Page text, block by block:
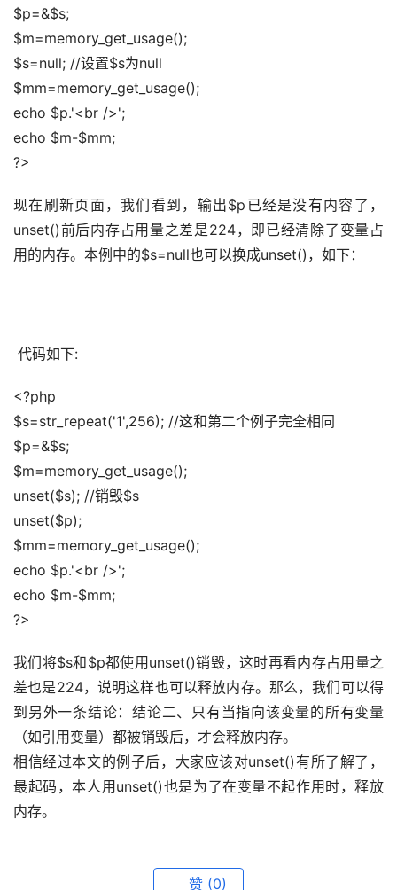
$p=&$s;
$m=memory_get_usage();
$s=null; //设置$s为null
$mm=memory_get_usage();
echo $p.'<br />';
echo $m-$mm;
?>
现在刷新页面，我们看到，输出$p已经是没有内容了，
unset()前后内存占用量之差是224，即已经清除了变量占
用的内存。本例中的$s=null也可以换成unset()，如下：
代码如下:
<?php
$s=str_repeat('1',256); //这和第二个例子完全相同
$p=&$s;
$m=memory_get_usage();
unset($s); //销毁$s
unset($p);
$mm=memory_get_usage();
echo $p.'<br />';
echo $m-$mm;
?>
我们将$s和$p都使用unset()销毁，这时再看内存占用量之
差也是224，说明这样也可以释放内存。那么，我们可以得
到另外一条结论：结论二、只有当指向该变量的所有变量
（如引用变量）都被销毁后，才会释放内存。
相信经过本文的例子后，大家应该对unset()有所了解了，
最起码，本人用unset()也是为了在变量不起作用时，释放
内存。
赞 (0)